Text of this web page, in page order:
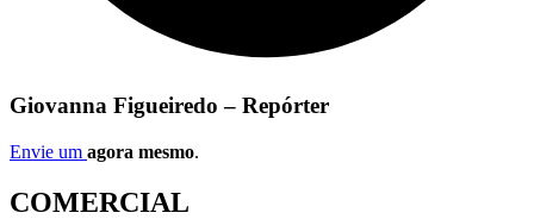
Giovanna Figueiredo – Repórter
Envie um agora mesmo.
COMERCIAL